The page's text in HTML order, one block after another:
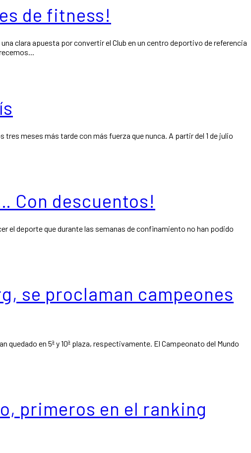
de fitness!
clara apuesta por convertir el Club en un centro deportivo de referencia
meses más tarde con más fuerza que nunca. A partir del 1 de julio
Con descuentos!
el deporte que durante las semanas de confinamiento no han podido
se proclaman campeones
quedado en 5ª y 10ª plaza, respectivamente. El Campeonato del Mundo
primeros en el ranking